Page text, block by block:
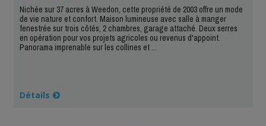
Nichée sur 37 acres à Weedon, cette propriété de 2003 offre un mode
de vie nature et confort. Maison lumineuse avec salle à manger
fenestrée sur trois côtés, 2 chambres, garage attaché. Deux serres
en opération pour vos projets agricoles ou revenus d'appoint.
Panorama imprenable sur les collines et ...
Détails